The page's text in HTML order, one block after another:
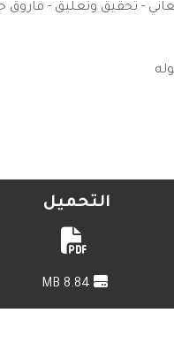
- تحقيق وتعليق -
التحميل